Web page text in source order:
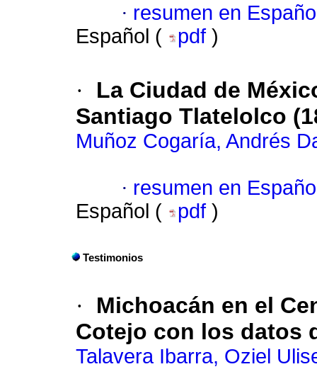
· resumen en
Español (
pdf )
·
La Ciudad de
Santiago Tlatelolco
Muñoz Cogaría, Andrés
· resumen en
Español (
pdf )
Testimonios
·
Michoacán en el
Cotejo con los datos
Talavera Ibarra, Oziel